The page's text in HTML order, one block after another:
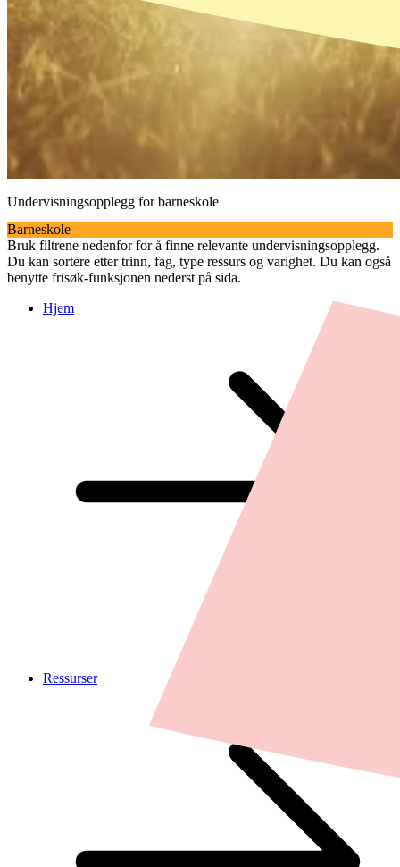
Undervisningsopplegg for barneskole
Barneskole
Bruk filtrene nedenfor for å finne relevante undervisningsopplegg.
Du kan sortere etter trinn, fag, type ressurs og varighet. Du kan også
benytte frisøk-funksjonen nederst på sida.
Hjem
Ressurser